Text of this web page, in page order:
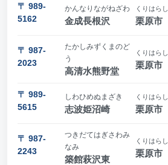
〒 989-
5162
かんなりながねざわ
金成長根沢
くりはらし
栗原市
〒 987-
2023
たかしみずくまのど
う
高清水熊野堂
くりはらし
栗原市
〒 989-
5615
しわひめぬまざき
志波姫沼崎
くりはらし
栗原市
〒 987-
2243
つきだてはぎさわみ
なみ
築館萩沢東
くりはらし
栗原市